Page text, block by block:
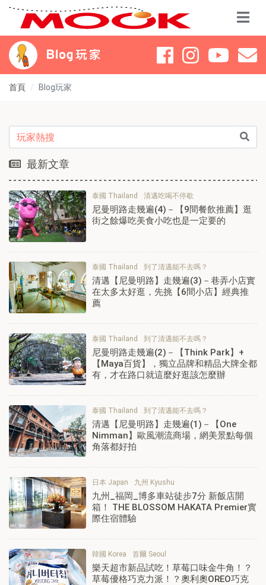
首頁 Blog玩家
最新文章
泰國 Thailand 清邁吃喝不停歇
尼曼明路走幾遍(4)－【9間餐飲推薦】逛
街之餘爆吃美食小吃也是一定要的
泰國 Thailand 到了清邁能不去嗎？
清邁【尼曼明路】走幾遍(3)－巷弄小店實
在太多太好逛，先挑【6間小店】經典推
薦
泰國 Thailand 到了清邁能不去嗎？
尼曼明路走幾遍(2)－【Think Park】+
【Maya百貨】，獨立品牌和精品大牌全都
有，才在路口就這麼好逛該怎麼辦
泰國 Thailand 到了清邁能不去嗎？
清邁【尼曼明路】走幾遍(1)－【One
Nimman】歐風潮流商場，網美景點每個
角落都好拍
日本 Japan 九州 Kyushu
九州_福岡_博多車站徒步7分 新飯店開
箱！ THE BLOSSOM HAKATA Premier實
際住宿體驗
韓國 Korea 首爾 Seoul
樂天超市新品試吃！草莓口味金牛角！？
草莓優格巧克力派！？奧利奧OREO巧克